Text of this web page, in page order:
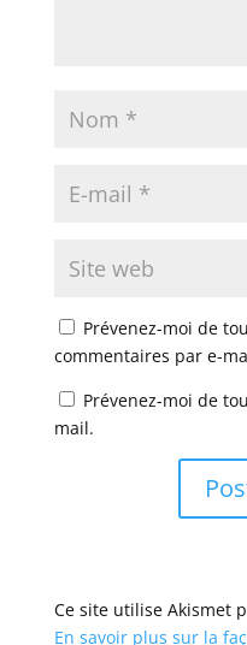
Prévenez-moi de
commentaires par e-
Prévenez-moi de
mail.
Ce site utilise Akismet
En savoir plus sur la